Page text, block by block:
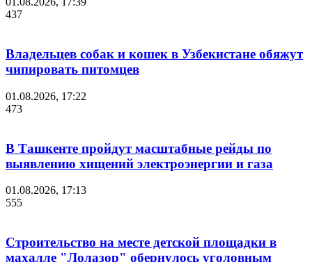
437
Владельцев собак и кошек в Узбекистане обяжут
чипировать питомцев
01.08.2026, 17:22
473
В Ташкенте пройдут масштабные рейды по
выявлению хищений электроэнергии и газа
01.08.2026, 17:13
555
Строительство на месте детской площадки в
махалле "Лолазор" обернулось уголовным